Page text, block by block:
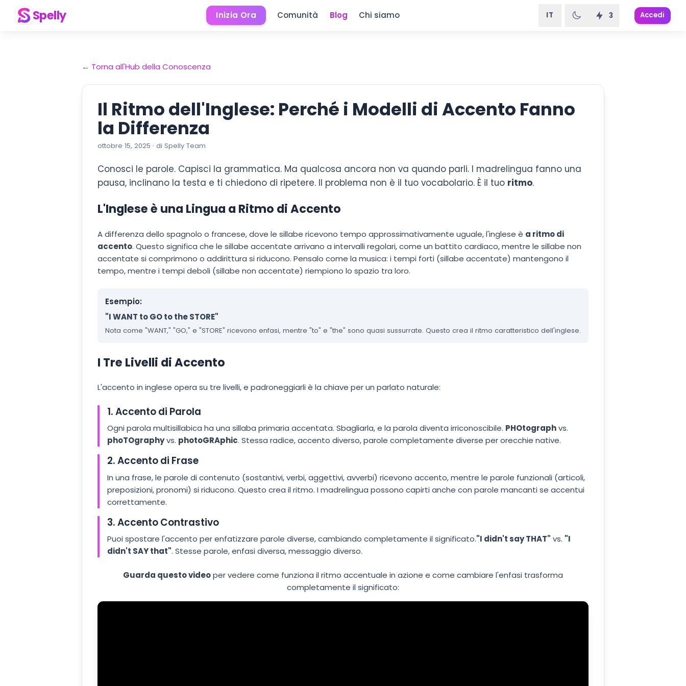
Spelly Inizia Ora Comunità Blog Chi siamo IT 3 Accedi
← Torna all'Hub della Conoscenza
Il Ritmo dell'Inglese: Perché i Modelli di Accento Fanno
la Differenza
ottobre 15, 2025 · di Spelly Team
Conosci le parole. Capisci la grammatica. Ma qualcosa ancora non va quando parli. I madrelingua fanno una
pausa, inclinano la testa e ti chiedono di ripetere. Il problema non è il tuo vocabolario. È il tuo ritmo.
L'Inglese è una Lingua a Ritmo di Accento
A differenza dello spagnolo o francese, dove le sillabe ricevono tempo approssimativamente uguale, l'inglese è a ritmo di
accento. Questo significa che le sillabe accentate arrivano a intervalli regolari, come un battito cardiaco, mentre le sillabe non
accentate si comprimono o addirittura si riducono. Pensalo come la musica: i tempi forti (sillabe accentate) mantengono il
tempo, mentre i tempi deboli (sillabe non accentate) riempiono lo spazio tra loro.
Esempio:
"I WANT to GO to the STORE"
Nota come "WANT," "GO," e "STORE" ricevono enfasi, mentre "to" e "the" sono quasi sussurrate. Questo crea il ritmo caratteristico dell'inglese.
I Tre Livelli di Accento
L'accento in inglese opera su tre livelli, e padroneggiarli è la chiave per un parlato naturale:
1. Accento di Parola
Ogni parola multisillabica ha una sillaba primaria accentata. Sbagliarla, e la parola diventa irriconoscibile. PHOtographvs.
phoTOgraphyvs. photoGRAphic. Stessa radice, accento diverso, parole completamente diverse per orecchie native.
2. Accento di Frase
In una frase, le parole di contenuto (sostantivi, verbi, aggettivi, avverbi) ricevono accento, mentre le parole funzionali (articoli,
preposizioni, pronomi) si riducono. Questo crea il ritmo. I madrelingua possono capirti anche con parole mancanti se accentui
correttamente.
3. Accento Contrastivo
Puoi spostare l'accento per enfatizzare parole diverse, cambiando completamente il significato."I didn't say THAT" vs. "I
didn't SAY that". Stesse parole, enfasi diversa, messaggio diverso.
Guarda questo videoper vedere come funziona il ritmo accentuale in azione e come cambiare l'enfasi trasforma
completamente il significato: